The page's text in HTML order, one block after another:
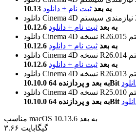
10.13 به بعد ثبت نام + دانلود
دانلود Cinema 4D
10.12.6 به بعد ثبت نام + دانلود
دانلود Cinema 4D
نسخه R26.015
10.12.6 به بعد ثبت نام + دانلود
دانلود Cinema 4D
نسخه R26.014
10.12.6 به بعد ثبت نام + دانلود
دانلود Cinema 4D
نسخه R26.013
10.10.0 به بعد و پردازنده 64Bit
دانلود Cinema 4D
نسخه R25.010
10.10.0 به بعد و پردازنده 64Bit
مناسب macOS 10.13.6 به بعد
۳.۶۶ گیگابایت